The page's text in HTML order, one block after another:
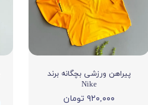
پیراهن ورزشی بچگانه برند
Nike
۹۲۰,۰۰۰ تومان